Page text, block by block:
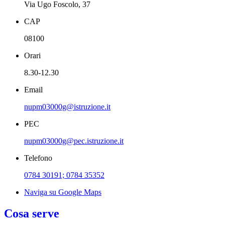
Via Ugo Foscolo, 37
CAP
08100
Orari
8.30-12.30
Email
nupm03000g@istruzione.it
PEC
nupm03000g@pec.istruzione.it
Telefono
0784 30191; 0784 35352
Naviga su Google Maps
Cosa serve